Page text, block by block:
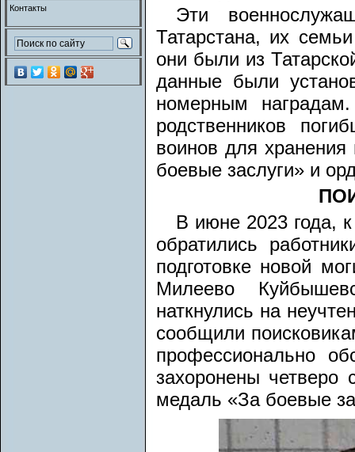
Эти
Татарстана, их
они были из
данные были
номерным наградам.
родственников
воинов для
боевые заслуги» и
В июне 2023 года,
обратились
подготовке новой
Милеево
наткнулись на
сообщили
профессионально
захоронены четверо
медаль «За боевые
Контакты